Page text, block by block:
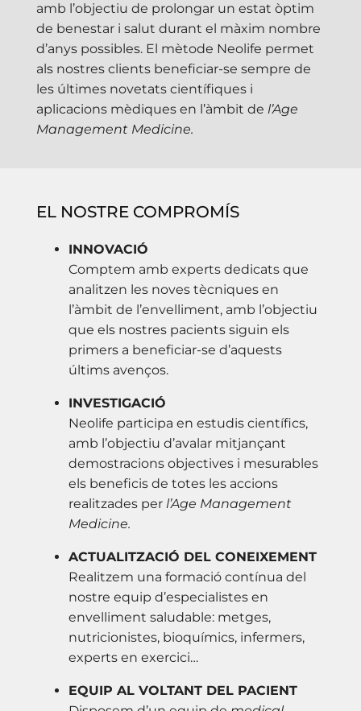
amb l’objectiu de prolongar un estat òptim
de benestar i salut durant el màxim nombre
d’anys possibles. El mètode Neolife permet
als nostres clients beneficiar-se sempre de
les últimes novetats científiques i
aplicacions mèdiques en l’àmbit de l’Age
Management Medicine.
EL NOSTRE COMPROMÍS
INNOVACIÓ
Comptem amb experts dedicats que
analitzen les noves tècniques en
l’àmbit de l’envelliment, amb l’objectiu
que els nostres pacients siguin els
primers a beneficiar-se d’aquests
últims avenços.
INVESTIGACIÓ
Neolife participa en estudis científics,
amb l’objectiu d’avalar mitjançant
demostracions objectives i mesurables
els beneficis de totes les accions
realitzades per l’Age Management
Medicine.
ACTUALITZACIÓ DEL CONEIXEMENT
Realitzem una formació contínua del
nostre equip d’especialistes en
envelliment saludable: metges,
nutricionistes, bioquímics, infermers,
experts en exercici…
EQUIP AL VOLTANT DEL PACIENT